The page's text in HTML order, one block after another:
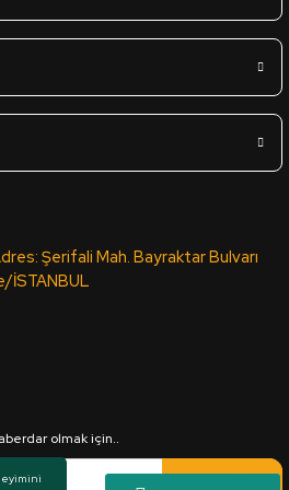
Ham MDF - ÇAMSAN ORDU
TL
MDF - ÇAMSAN ORDU
Şerifali Mah. Bayraktar Bulvarı
İSTANBUL
olmak için..
Kaydol